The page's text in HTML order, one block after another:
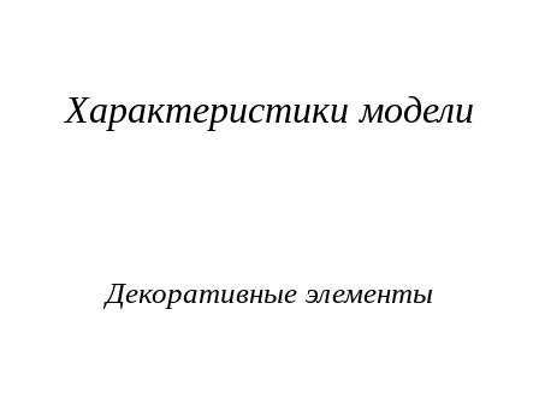
Характеристики модели
Декоративные элементы